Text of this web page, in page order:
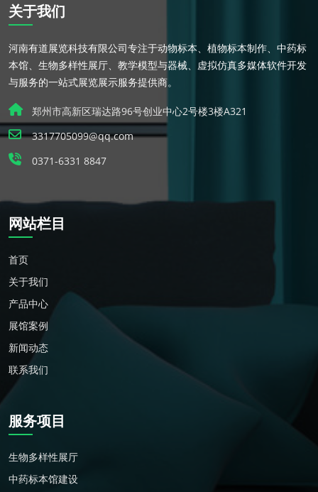
关于我们
河南有道展览科技有限公司专注于动物标本、植物标本制作、中药标
本馆、生物多样性展厅、教学模型与器械、虚拟仿真多媒体软件开发
与服务的一站式展览展示服务提供商。
郑州市高新区瑞达路96号创业中心2号楼3楼A321
3317705099@qq.com
0371-6331 8847
网站栏目
首页
关于我们
产品中心
展馆案例
新闻动态
联系我们
服务项目
生物多样性展厅
中药标本馆建设